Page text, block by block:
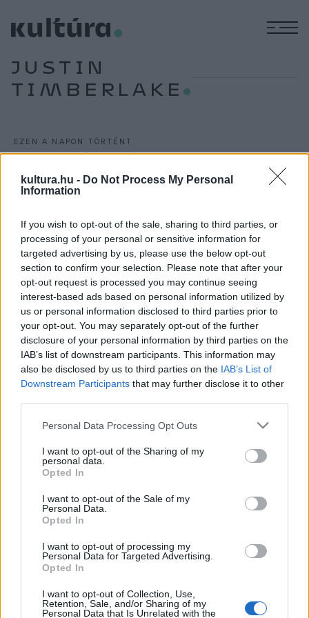
kultura.hu - Do Not Process My Personal
Information
If you wish to opt-out of the sale, sharing to third parties, or
processing of your personal or sensitive information for
targeted advertising by us, please use the below opt-out
section to confirm your selection. Please note that after your
opt-out request is processed you may continue seeing
interest-based ads based on personal information utilized by
us or personal information disclosed to third parties prior to
your opt-out. You may separately opt-out of the further
disclosure of your personal information by third parties on the
IAB’s list of downstream participants. This information may
also be disclosed by us to third parties on the IAB’s List of
Downstream Participants that may further disclose it to other
Please note that this website/app uses one or more Google
not limited to your visit or usage behaviour. You may click to
grant or deny consent to Google and its third-party tags to
use your data for below specified purposes in below Google
consent section.
Personal Data Processing Opt Outs
I want to opt-out of the Sharing of my
personal data.
Opted In
I want to opt-out of the Sale of my
Personal Data.
Opted In
I want to opt-out of processing my
Personal Data for Targeted Advertising.
Opted In
I want to opt-out of Collection, Use,
Retention, Sale, and/or Sharing of my
Personal Data that Is Unrelated with the
JUSTIN
TIMBERLAKE
EZEN A NAPON TÖRTÉNT
Január 31-én történt
2020. január 31-én hunyt el Tornai József Kossuth- és
József Attila-díjas költő, író, műfordító. A Nemzet Művésze
írói alapelve pedig, hogy a 20. században is a modern és az
ősi egységet kell felmutatni. Első önálló kötete, a
Paradicsommadár 1959-ben jelent meg, amit hét évtizedes
pályafutása során közel ötven másik követett, köztük Az
égig érő föld, a Nap jár a homoktetőkön, A menekülő, A
szerelem szürrealizmusa és a Fejem alatt telihold.
EZEN A NAPON TÖRTÉNT
Központot. A Renzo Piano és Richard Rogers tervei alapján
épült intézményt Georges Pompidouról, Franciaország
korábbi köztársasági elnökéről nevezték el, aki
szorgalmazta, hogy legyen egy minden francia
stúdiókkal, galériákkal és koncerttermekkel.